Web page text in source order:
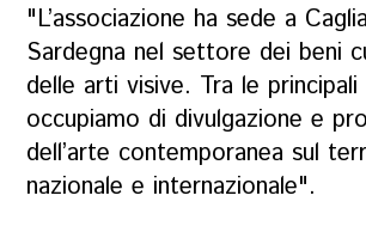
"L’associazione ha sede a
Sardegna nel settore dei beni
delle arti visive. Tra le
occupiamo di divulgazione e
dell’arte contemporanea sul
nazionale e internazionale".